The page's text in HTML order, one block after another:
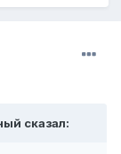
сказал: